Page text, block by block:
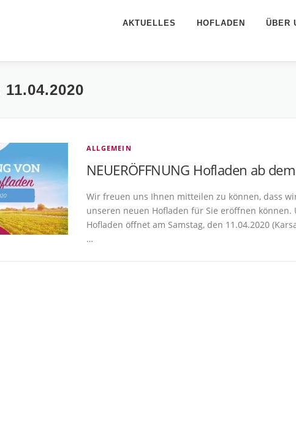
AKTUELLES HOFLADEN ÜBER
11.04.2020
ALLGEMEIN
NEUERÖFFNUNG Hofladen ab
Wir freuen uns Ihnen mitteilen zu können, dass
unseren neuen Hofladen für Sie eröffnen können.
Hofladen öffnet am Samstag, den 11.04.2020
…